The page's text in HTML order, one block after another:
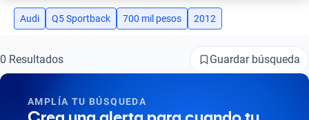
Busca por versión
Busca por marca
Busca por modelo
Audi Q5 Sportback 700 mil pesos 2012
0 Resultados Guardar búsqueda
AMPLÍA TU BÚSQUEDA